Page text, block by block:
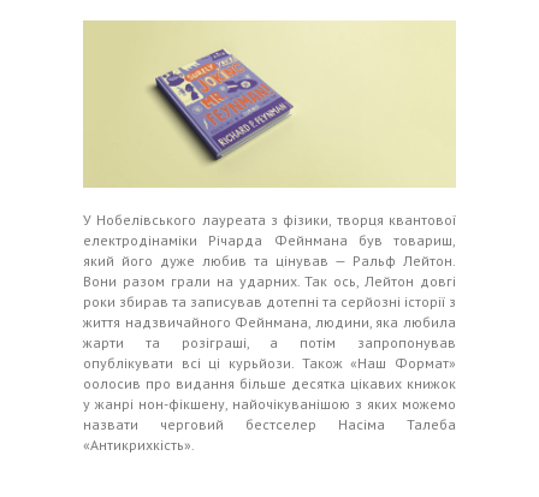
У Нобелівського лауреата з фізики, творця квантової
електродінаміки Річарда Фейнмана був товариш,
який його дуже любив та цінував — Ральф Лейтон.
Вони разом грали на ударних. Так ось, Лейтон довгі
роки збирав та записував дотепні та серйозні історії з
життя надзвичайного Фейнмана, людини, яка любила
жарти та розіграші, а потім запропонував
опублікувати всі ці курьйози. Також «Наш Формат»
оолосив про видання більше десятка цікавих книжок
у жанрі нон-фікшену, найочікуванішою з яких можемо
назвати черговий бестселер Насіма Талеба
«Антикрихкість».